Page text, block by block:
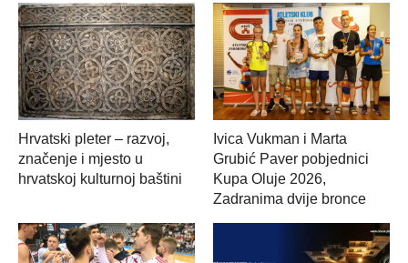
Hrvatski pleter – razvoj,
značenje i mjesto u
hrvatskoj kulturnoj baštini
Ivica Vukman i Marta
Grubić Paver pobjednici
Kupa Oluje 2026,
Zadranima dvije bronce